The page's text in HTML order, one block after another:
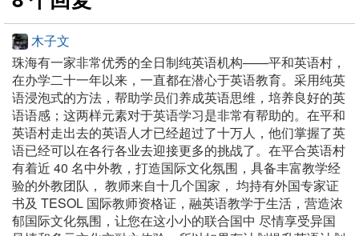
木子文
珠海有一家非常优秀的全日制纯英语机构——平和英语村，
在办学二十一年以来，一直都在潜心于英语教育。采用纯英
语浸泡式的方法，帮助学员们养成英语思维，培养良好的英
语语感；这两样元素对于英语学习是非常有帮助的。在平和
英语村走出去的英语人才已经超过了十万人，他们掌握了英
语已经可以在各行各业去迎接更多的挑战了。在平合英语村
有着近 40 名中外教，打造国际文化氛围，具备丰富教学经
验的外教团队， 教师来自十几个国家， 均持有外国专家证
书及 TESOL 国际教师资格证，融英语教学于生活，营造浓
郁国际文化氛围，让您在这小小的联合国中 尽情享受异国